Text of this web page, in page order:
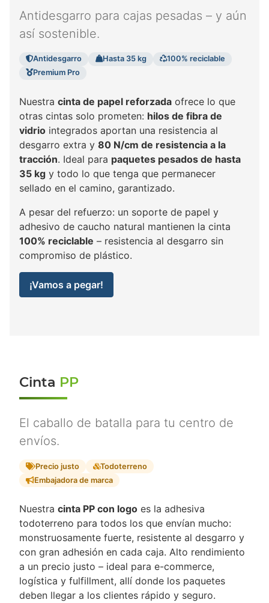
Antidesgarro para cajas pesadas – y aún
así sostenible.
Antidesgarro Hasta 35 kg
100% reciclable
Premium Pro
Nuestra cinta de papel reforzada ofrece lo que
otras cintas solo prometen: hilos de fibra de
vidrio integrados aportan una resistencia al
desgarro extra y 80 N/cm de resistencia a la
tracción. Ideal para paquetes pesados de hasta
35 kg y todo lo que tenga que permanecer
sellado en el camino, garantizado.
A pesar del refuerzo: un soporte de papel y
adhesivo de caucho natural mantienen la cinta
100% reciclable – resistencia al desgarro sin
compromiso de plástico.
¡Vamos a pegar!
Cinta PP
El caballo de batalla para tu centro de
envíos.
Precio justo
Todoterreno
Embajadora de marca
Nuestra cinta PP con logo es la adhesiva
todoterreno para todos los que envían mucho:
monstruosamente fuerte, resistente al desgarro y
con gran adhesión en cada caja. Alto rendimiento
a un precio justo – ideal para e-commerce,
logística y fulfillment, allí donde los paquetes
deben llegar a los clientes rápido y seguro.